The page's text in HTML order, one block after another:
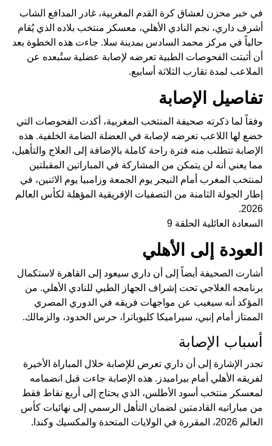
في خبر محزن لعشاق كرة القدم المغربية، غادر المدافع الشاب
أشرف داري، نجم النادي الأهلي، معسكر منتخب بلاده الذي يُقام
حالياً في مركز محمد السادس بمدينة سلا. جاءت هذه الخطوة بعد
أن أثبتت الفحوصات الطبية تعرضه لإصابة عضلية ستُبعده عن
الملاعب لمدة تقارب الثلاثة أسابيع.
تفاصيل الإصابة
وفقاً لما ذكرته صحيفة المنتخب المغربية، أكدت الفحوصات التي
خضع لها اللاعب تعرضه لإصابة في العضلة الضامة الخلفية. هذه
الإصابة تتطلب منه فترة راحة كاملة بالإضافة إلى العلاج والتأهيل،
مما يعني أنه لن يتمكن من المشاركة في المباراتين المقبلتين
لمنتخب المغرب أمام النيجر يوم الجمعة وزامبيا يوم الاثنين، في
إطار الجولة الثامنة من التصفيات الإفريقية المؤهلة لكأس العالم
2026.
السعادة العائلية الحلقة 9
العودة إلى الأهلي
أشارت الصحيفة أيضاً إلى أن داري سيعود إلى القاهرة لاستكمال
برنامجه العلاجي تحت إشراف الجهاز الطبي للنادي الأهلي. من
المؤكد أنه سيغيب عن مواجهات فريقه في الدوري المصري
الممتاز أمام إنبي، سيراميكا كليوباترا، حرس الحدود، والزمالك.
أسباب الإصابة
تجدر الإشارة إلى أن داري تعرض للإصابة خلال المباراة الأخيرة
لفريقه الأهلي أمام بيراميدز. هذه الإصابة جاءت قبل انضمامه
لمعسكر منتخب أسود الأطلس، الذي يحتاج إلى أربع نقاط فقط
من مباراتيه القادمتين لضمان التأهل الرسمي إلى نهائيات كأس
العالم 2026، المقررة في الولايات المتحدة والمكسيك وكندا.